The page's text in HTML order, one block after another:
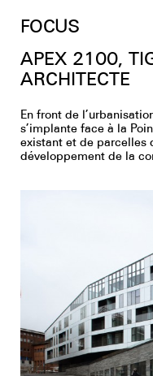
Youtube
FOCUS
APEX 2100,
ARCHITECTE
En front de
s’implante face à la
existant et de parcelles
développement de la